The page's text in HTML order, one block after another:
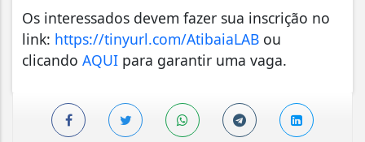
Os interessados devem fazer sua inscrição no
link: https://tinyurl.com/AtibaiaLAB ou
clicando AQUI para garantir uma vaga.